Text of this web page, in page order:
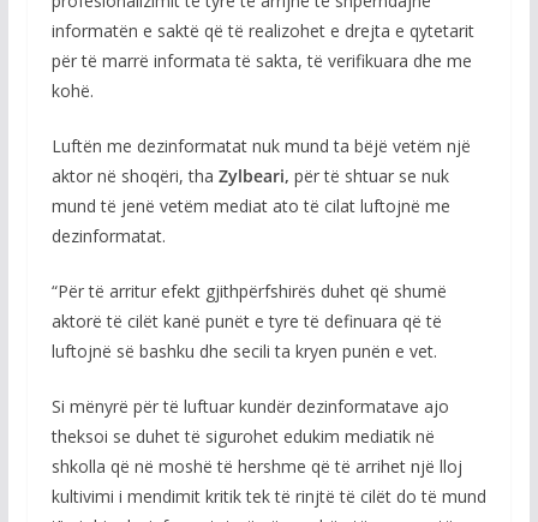
informatën e saktë që të realizohet e drejta e qytetarit
për të marrë informata të sakta, të verifikuara dhe me
kohë.
Luftën me dezinformatat nuk mund ta bëjë vetëm një
aktor në shoqëri, tha Zylbeari, për të shtuar se nuk
mund të jenë vetëm mediat ato të cilat luftojnë me
dezinformatat.
“Për të arritur efekt gjithpërfshirës duhet që shumë
aktorë të cilët kanë punët e tyre të definuara që të
luftojnë së bashku dhe secili ta kryen punën e vet.
Si mënyrë për të luftuar kundër dezinformatave ajo
theksoi se duhet të sigurohet edukim mediatik në
shkolla që në moshë të hershme që të arrihet një lloj
kultivimi i mendimit kritik tek të rinjtë të cilët do të mund